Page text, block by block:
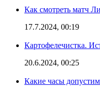
Как смотреть матч
17.7.2024, 00:19
Картофелечистка.
20.6.2024, 00:25
Какие часы